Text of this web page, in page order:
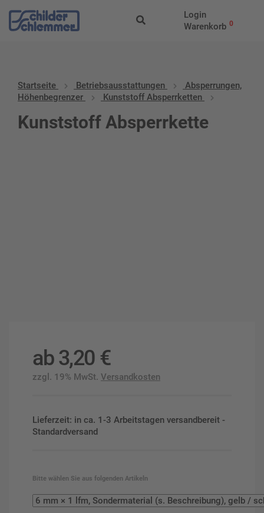
Login
Warenkorb 0
Startseite Betriebs­aus­stattungen
Absperrungen,
Höhenbegrenzer
Kunststoff Absperrketten
Kunststoff Absperrkette
ab3,20 €
zzgl. 19% MwSt. Versandkosten
Lieferzeit: in ca. 1-3 Arbeitstagen versandbereit -
Standardversand
Bitte wählen Sie aus folgenden Artikeln